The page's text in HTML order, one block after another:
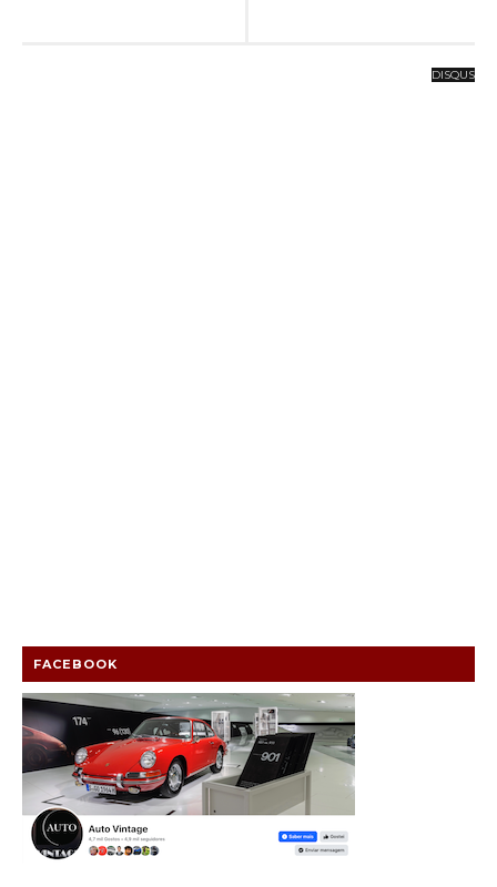
DISQUS
FACEBOOK